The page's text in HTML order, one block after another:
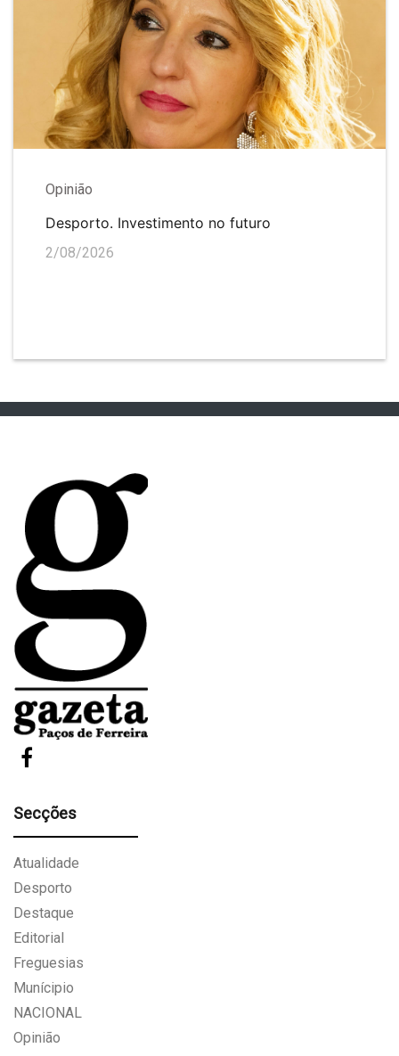
Opinião
Desporto. Investimento no futuro
2/08/2026
Secções
Atualidade
Desporto
Destaque
Editorial
Freguesias
Munícipio
NACIONAL
Opinião